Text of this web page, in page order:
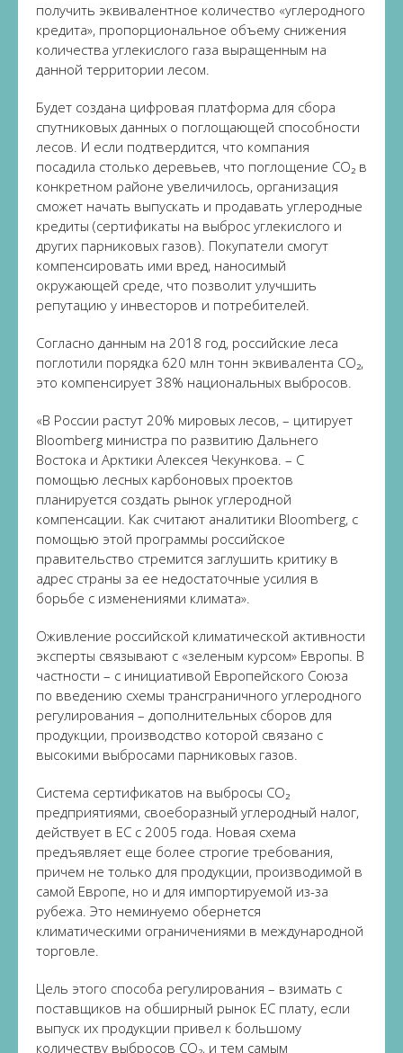
получить эквивалентное количество «углеродного
кредита», пропорциональное объему снижения
количества углекислого газа выращенным на
данной территории лесом.
Будет создана цифровая платформа для сбора
спутниковых данных о поглощающей способности
лесов. И если подтвердится, что компания
посадила столько деревьев, что поглощение CO₂ в
конкретном районе увеличилось, организация
сможет начать выпускать и продавать углеродные
кредиты (сертификаты на выброс углекислого и
других парниковых газов). Покупатели смогут
компенсировать ими вред, наносимый
окружающей среде, что позволит улучшить
репутацию у инвесторов и потребителей.
Согласно данным на 2018 год, российские леса
поглотили порядка 620 млн тонн эквивалента CO₂,
это компенсирует 38% национальных выбросов.
«В России растут 20% мировых лесов, – цитирует
Bloomberg министра по развитию Дальнего
Востока и Арктики Алексея Чекункова. – С
помощью лесных карбоновых проектов
планируется создать рынок углеродной
компенсации. Как считают аналитики Bloomberg, с
помощью этой программы российское
правительство стремится заглушить критику в
адрес страны за ее недостаточные усилия в
борьбе с изменениями климата».
Оживление российской климатической активности
эксперты связывают с «зеленым курсом» Европы. В
частности – с инициативой Европейского Союза
по введению схемы трансграничного углеродного
регулирования – дополнительных сборов для
продукции, производство которой связано с
высокими выбросами парниковых газов.
Система сертификатов на выбросы CO₂
предприятиями, своеборазный углеродный налог,
действует в ЕС с 2005 года. Новая схема
предъявляет еще более строгие требования,
причем не только для продукции, производимой в
самой Европе, но и для импортируемой из-за
рубежа. Это неминуемо обернется
климатическими ограничениями в международной
торговле.
Цель этого способа регулирования – взимать с
поставщиков на обширный рынок ЕС плату, если
выпуск их продукции привел к большому
количеству выбросов CO₂, и тем самым